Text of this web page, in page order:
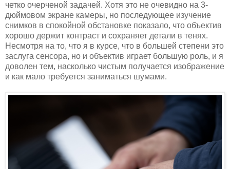
четко очерченой задачей. Хотя это не очевидно на 3-
дюймовом экране камеры, но последующее изучение
снимков в спокойной обстановке показало, что объектив
хорошо держит контраст и сохраняет детали в тенях.
Несмотря на то, что я в курсе, что в большей степени это
заслуга сенсора, но и объектив играет большую роль, и я
доволен тем, насколько чистым получается изображение
и как мало требуется заниматься шумами.